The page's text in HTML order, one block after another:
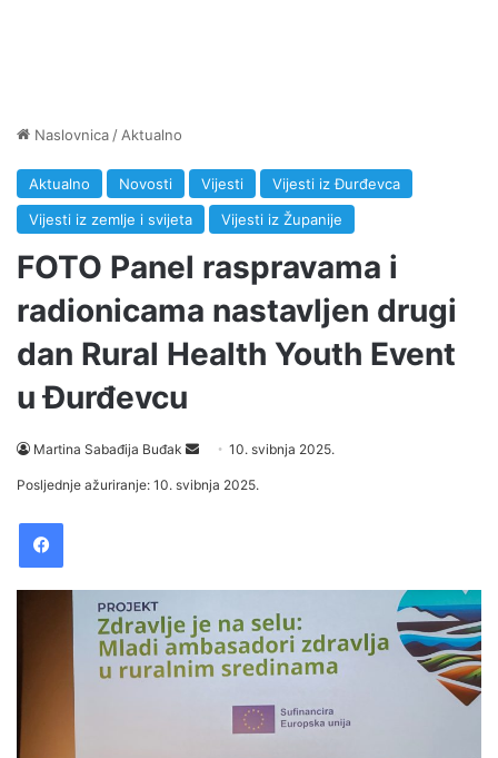
Naslovnica / Aktualno
Aktualno Novosti Vijesti
Vijesti iz Đurđevca
Vijesti iz zemlje i svijeta
Vijesti iz Županije
FOTO Panel raspravama i
radionicama nastavljen drugi
dan Rural Health Youth Event
u Đurđevcu
Martina Sabađija Buđak
m
a
10. svibnja 2025.
Posljednje ažuriranje: 10. svibnja 2025.